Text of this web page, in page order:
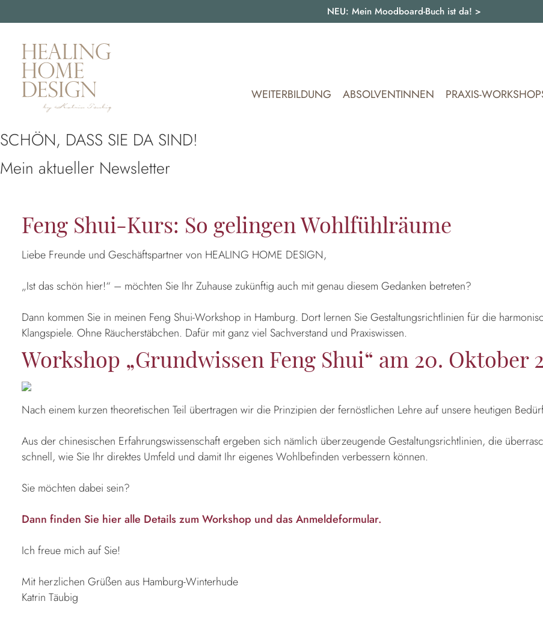
NEU: Mein Moodboard-Buch ist da! >
WEITERBILDUNG ABSOLVENTINNEN PRAXIS-
SCHÖN, DASS SIE DA SIND!
Mein aktueller Newsletter
Feng Shui-Kurs: So gelingen Wohlfühlräume
Liebe Freunde und Geschäftspartner von HEALING HOME DESIGN,
„Ist das schön hier!“ – möchten Sie Ihr Zuhause zukünftig auch mit genau diesem Gedanken betreten?
Dann kommen Sie in meinen Feng Shui-Workshop in Hamburg. Dort lernen Sie Gestaltungsrichtlinien für die
Klangspiele. Ohne Räucherstäbchen. Dafür mit ganz viel Sachverstand und Praxiswissen.
Workshop „Grundwissen Feng Shui“ am 20. Oktober
Nach einem kurzen theoretischen Teil übertragen wir die Prinzipien der fernöstlichen Lehre auf unsere heutigen
Aus der chinesischen Erfahrungswissenschaft ergeben sich nämlich überzeugende Gestaltungsrichtlinien, die
schnell, wie Sie Ihr direktes Umfeld und damit Ihr eigenes Wohlbefinden verbessern können.
Sie möchten dabei sein?
Dann finden Sie hier alle Details zum Workshop und das Anmeldeformular.
Ich freue mich auf Sie!
Mit herzlichen Grüßen aus Hamburg-Winterhude
Katrin Täubig